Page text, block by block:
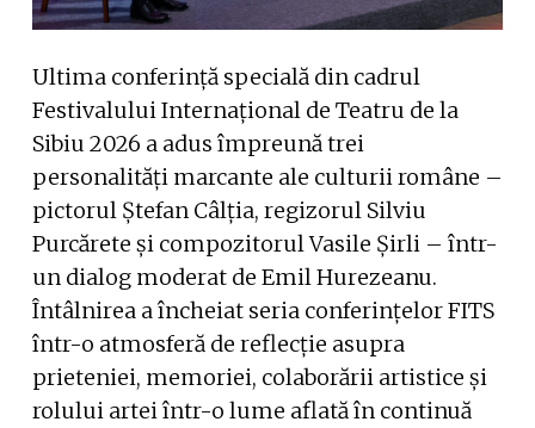
Ultima conferință specială din cadrul
Festivalului Internațional de Teatru de la
Sibiu 2026 a adus împreună trei
personalități marcante ale culturii române –
pictorul Ștefan Câlția, regizorul Silviu
Purcărete și compozitorul Vasile Șirli – într-
un dialog moderat de Emil Hurezeanu.
Întâlnirea a încheiat seria conferințelor FITS
într-o atmosferă de reflecție asupra
prieteniei, memoriei, colaborării artistice și
rolului artei într-o lume aflată în continuă